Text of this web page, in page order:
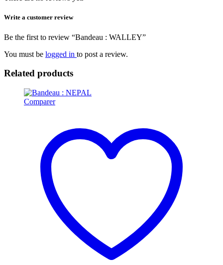
Write a customer review
Be the first to review “Bandeau : WALLEY”
You must be logged in to post a review.
Related products
Comparer